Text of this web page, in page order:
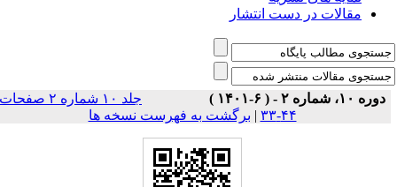
مقالات در دست انتشار
دوره ۱۰، شماره ۲ - ( ۶-۱۴۰۱ )
جلد ۱۰ شماره ۲ صفحات
۴۴-۳۳
|برگشت به فهرست نسخه ها